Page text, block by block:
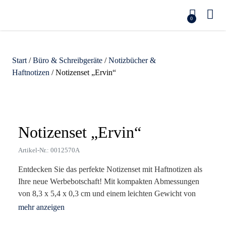
0
Start /Büro & Schreibgeräte /Notizbücher &
Haftnotizen / Notizenset „Ervin“
Notizenset „Ervin“
Artikel-Nr.: 0012570A
Entdecken Sie das perfekte Notizenset mit Haftnotizen als
Ihre neue Werbebotschaft! Mit kompakten Abmessungen
von 8,3 x 5,4 x 0,3 cm und einem leichten Gewicht von
nur 8 g ist es der ideale Begleiter für Büro und Alltag. Die